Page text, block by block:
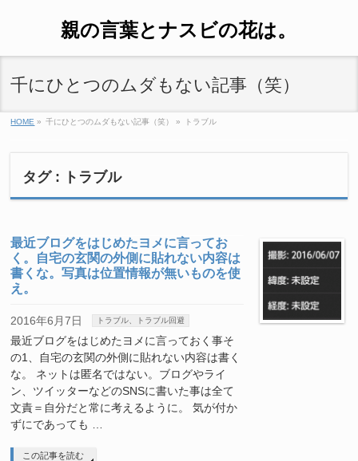
親の言葉とナスビの花は。
千にひとつのムダもない記事（笑）
HOME » 千にひとつのムダもない記事（笑） » トラブル
タグ : トラブル
最近ブログをはじめたヨメに言ってお
く。自宅の玄関の外側に貼れない内容は
書くな。写真は位置情報が無いものを使
え。
2016年6月7日 トラブル、トラブル回避
最近ブログをはじめたヨメに言っておく事そ
の1、自宅の玄関の外側に貼れない内容は書く
な。 ネットは匿名ではない。ブログやライ
ン、ツイッターなどのSNSに書いた事は全て
文責＝自分だと常に考えるように。 気が付か
ずにであっても …
この記事を読む